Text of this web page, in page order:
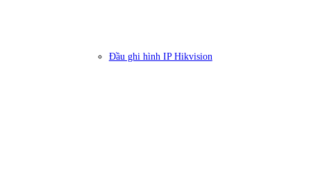
Đầu ghi hình IP Hikvision